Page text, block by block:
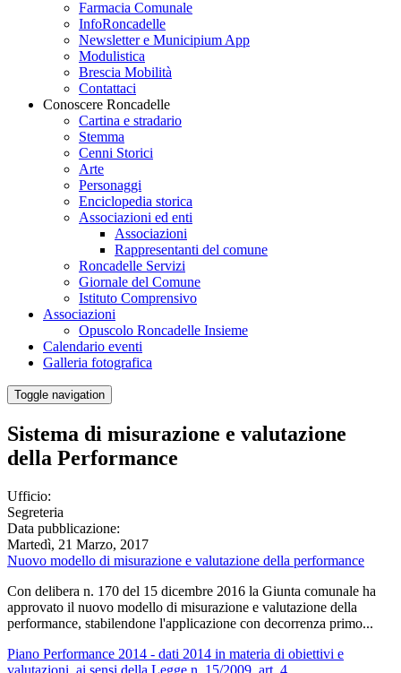
Farmacia Comunale
InfoRoncadelle
Newsletter e Municipium App
Modulistica
Brescia Mobilità
Contattaci
Conoscere Roncadelle
Cartina e stradario
Stemma
Cenni Storici
Arte
Personaggi
Enciclopedia storica
Associazioni ed enti
Associazioni
Rappresentanti del comune
Roncadelle Servizi
Giornale del Comune
Istituto Comprensivo
Associazioni
Opuscolo Roncadelle Insieme
Calendario eventi
Galleria fotografica
Toggle navigation
Sistema di misurazione e valutazione
della Performance
Ufficio:
Segreteria
Data pubblicazione:
Martedì, 21 Marzo, 2017
Nuovo modello di misurazione e valutazione della performance
Con delibera n. 170 del 15 dicembre 2016 la Giunta comunale ha
approvato il nuovo modello di misurazione e valutazione della
performance, stabilendone l'applicazione con decorrenza primo...
Piano Performance 2014 - dati 2014 in materia di obiettivi e
valutazioni, ai sensi della Legge n. 15/2009, art. 4